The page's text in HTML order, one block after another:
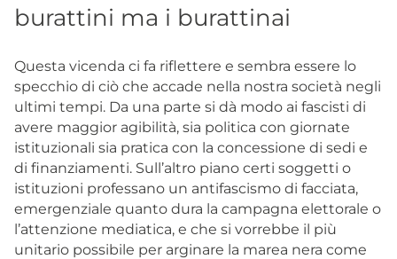
burattini ma i burattinai
Questa vicenda ci fa riflettere e sembra essere lo
specchio di ciò che accade nella nostra società negli
ultimi tempi. Da una parte si dà modo ai fascisti di
avere maggior agibilità, sia politica con giornate
istituzionali sia pratica con la concessione di sedi e
di finanziamenti. Sull’altro piano certi soggetti o
istituzioni professano un antifascismo di facciata,
emergenziale quanto dura la campagna elettorale o
l’attenzione mediatica, e che si vorrebbe il più
unitario possibile per arginare la marea nera come